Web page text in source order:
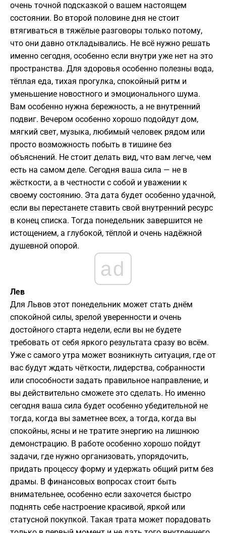
очень точной подсказкой о вашем настоящем
состоянии. Во второй половине дня не стоит
втягиваться в тяжёлые разговоры только потому,
что они давно откладывались. Не всё нужно решать
именно сегодня, особенно если внутри уже нет на это
пространства. Для здоровья особенно полезны вода,
тёплая еда, тихая прогулка, спокойный ритм и
уменьшение новостного и эмоционального шума.
Вам особенно нужна бережность, а не внутренний
подвиг. Вечером особенно хорошо подойдут дом,
мягкий свет, музыка, любимый человек рядом или
просто возможность побыть в тишине без
объяснений. Не стоит делать вид, что вам легче, чем
есть на самом деле. Сегодня ваша сила — не в
жёсткости, а в честности с собой и уважении к
своему состоянию. Эта дата будет особенно удачной,
если вы перестанете ставить свой внутренний ресурс
в конец списка. Тогда понедельник завершится не
истощением, а глубокой, тёплой и очень надёжной
душевной опорой.
ad
Лев
Для Львов этот понедельник может стать днём
спокойной силы, зрелой уверенности и очень
достойного старта недели, если вы не будете
требовать от себя яркого результата сразу во всём.
Уже с самого утра может возникнуть ситуация, где от
вас будут ждать чёткости, лидерства, собранности
или способности задать правильное направление, и
вы действительно сможете это сделать. Но именно
сегодня ваша сила будет особенно убедительной не
тогда, когда вы заметнее всех, а тогда, когда вы
спокойны, ясны и не тратите энергию на лишнюю
демонстрацию. В работе особенно хорошо пойдут
задачи, где нужно организовать, упорядочить,
придать процессу форму и удержать общий ритм без
драмы. В финансовых вопросах стоит быть
внимательнее, особенно если захочется быстро
поднять себе настроение красивой, яркой или
статусной покупкой. Такая трата может порадовать